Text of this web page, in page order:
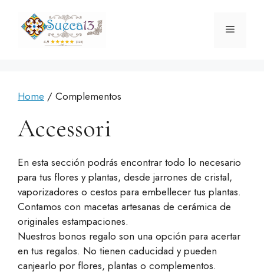
contenuto
Menu
Home / Complementos
Accessori
En esta sección podrás encontrar todo lo necesario
para tus flores y plantas, desde jarrones de cristal,
vaporizadores o cestos para embellecer tus plantas.
Contamos con macetas artesanas de cerámica de
originales estampaciones.
Nuestros bonos regalo son una opción para acertar
en tus regalos. No tienen caducidad y pueden
canjearlo por flores, plantas o complementos.